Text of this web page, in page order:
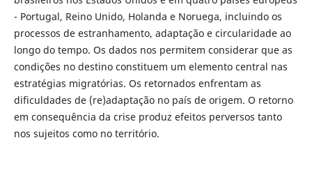
- Portugal, Reino Unido, Holanda e Noruega, incluindo os
processos de estranhamento, adaptação e circularidade ao
longo do tempo. Os dados nos permitem considerar que as
condições no destino constituem um elemento central nas
estratégias migratórias. Os retornados enfrentam as
dificuldades de (re)adaptação no país de origem. O retorno
em consequência da crise produz efeitos perversos tanto
nos sujeitos como no território.